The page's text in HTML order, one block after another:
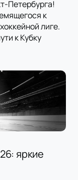
Петербурга!
к
лиге.
к Кубку
яркие